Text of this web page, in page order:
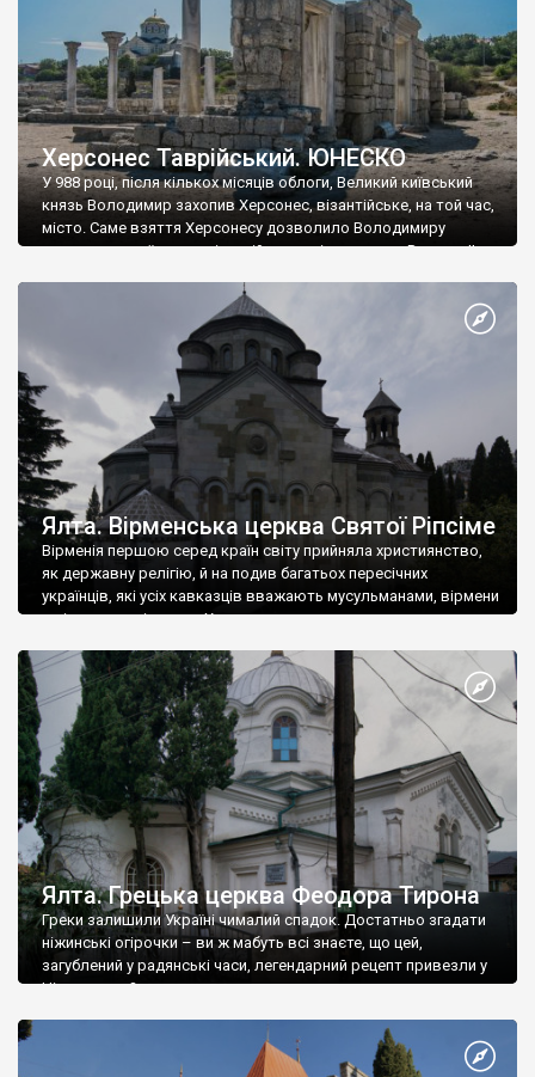
Херсонес Таврійський. ЮНЕСКО
У 988 році, після кількох місяців облоги, Великий київський
князь Володимир захопив Херсонес, візантійське, на той час,
місто. Саме взяття Херсонесу дозволило Володимиру
диктувати свої умови візантійському імператору Василю ІІ, та
Херсонесі Володимир-язичник, став Василем-християнином.
А потім було Хрещення Русі. На честь Херсонесу Таврійського
Ялта. Вірменська церква Святої Ріпсіме
Вірменія першою серед країн світу прийняла християнство,
як державну релігію, й на подив багатьох пересічних
українців, які усіх кавказців вважають мусульманами, вірмени
є відданими вірянами Христа
Ялта. Грецька церква Феодора Тирона
Греки залишили Україні чималий спадок. Достатньо згадати
ніжинські огірочки – ви ж мабуть всі знаєте, що цей,
загублений у радянські часи, легендарний рецепт привезли у
Ніжин греки?